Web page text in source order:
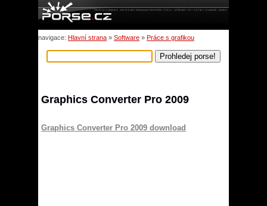
navigace: Hlavní strana » Software » Práce s grafikou
Graphics Converter Pro 2009
Graphics Converter Pro 2009 download